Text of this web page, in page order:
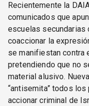
Recientemente la
comunicados que
escuelas secundarias
coaccionar la
se manifiestan contra
pretendiendo que no
material alusivo.
“antisemita” todos los
accionar criminal de